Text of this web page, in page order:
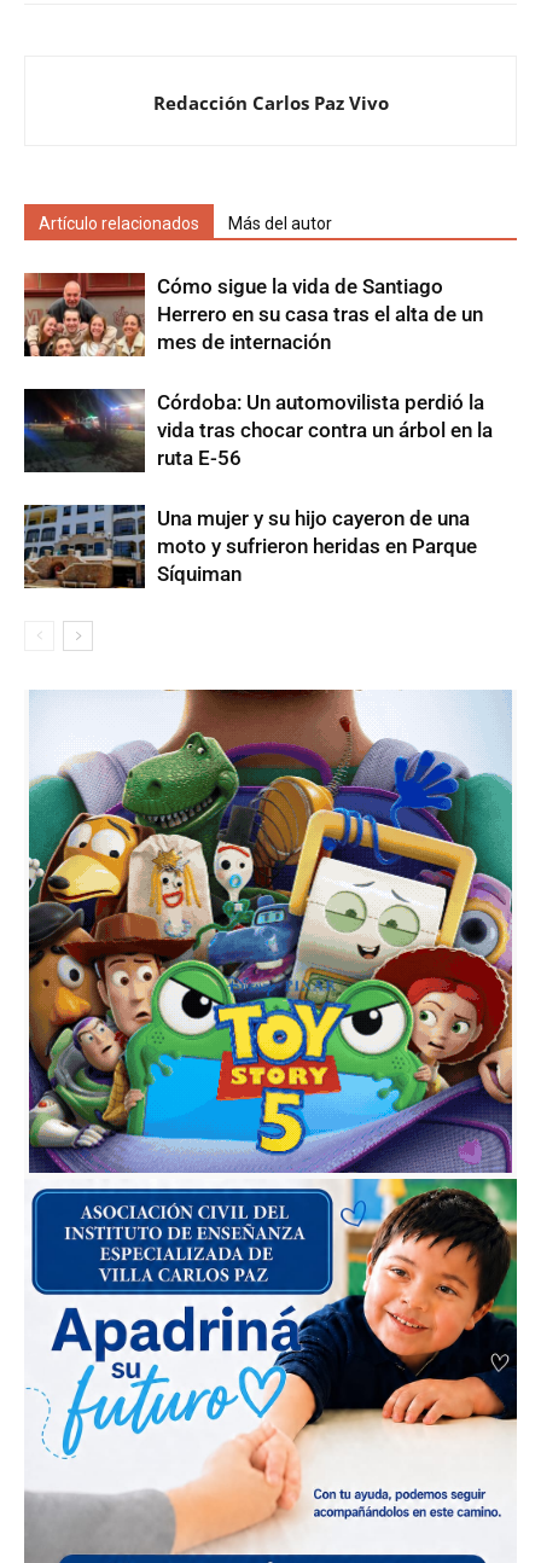
Redacción Carlos Paz Vivo
Artículo relacionados Más del autor
Cómo sigue la vida de Santiago
Herrero en su casa tras el alta de un
mes de internación
Córdoba: Un automovilista perdió la
vida tras chocar contra un árbol en la
ruta E-56
Una mujer y su hijo cayeron de una
moto y sufrieron heridas en Parque
Síquiman